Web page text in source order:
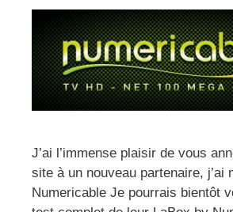
J’ai l’immense plaisir de vous
site à un nouveau partenaire, j’ai
Numericable Je pourrais bientôt